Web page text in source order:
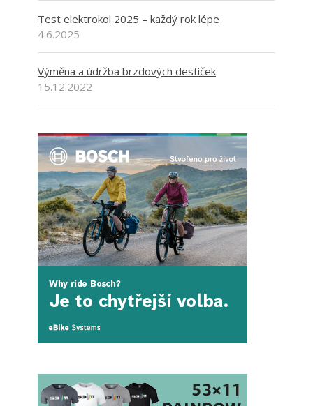
Test elektrokol 2025 – každý rok lépe
4.6.2025
Výměna a údržba brzdových destiček
15.12.2022